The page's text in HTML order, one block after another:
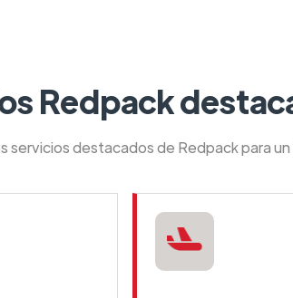
Redpack
servicios destacados de Redpack para